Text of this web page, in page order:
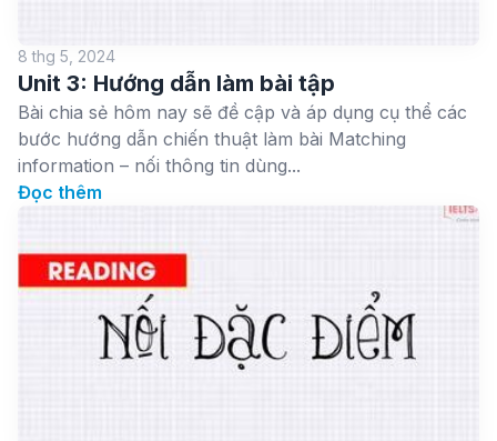
8 thg 5, 2024
Unit 3: Hướng dẫn làm bài tập
Bài chia sẻ hôm nay sẽ đề cập và áp dụng cụ thể các
bước hướng dẫn chiến thuật làm bài Matching
information – nối thông tin dùng...
Đọc thêm